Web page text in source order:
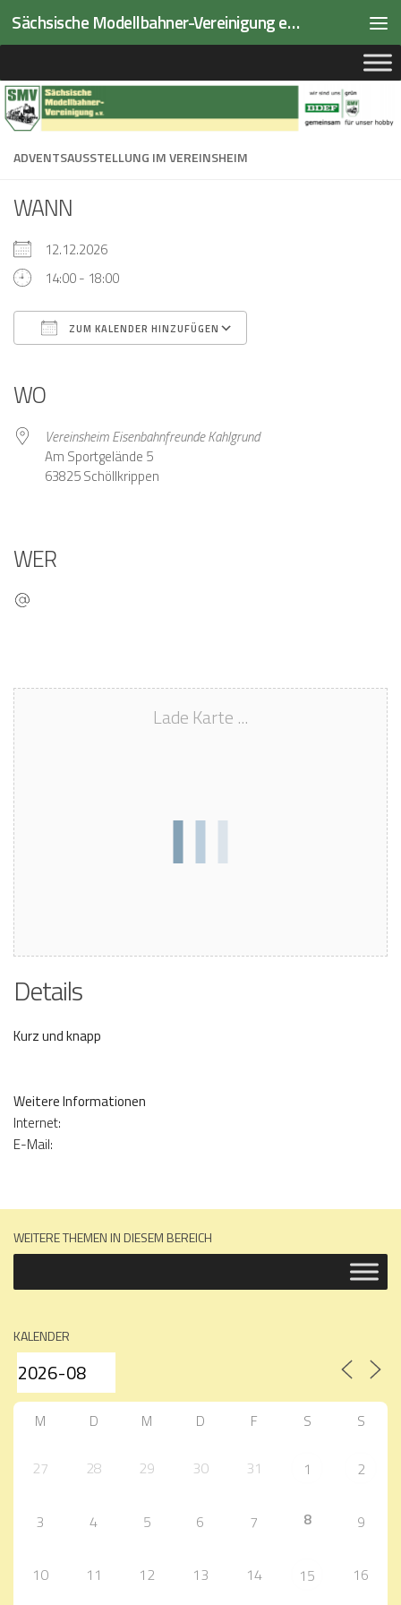
Zum Inhalt springen Sächsische Modellbahner-Vereinigung e.V.
ADVENTSAUSSTELLUNG IM VEREINSHEIM
WANN
12.12.2026
14:00 - 18:00
ZUM KALENDER HINZUFÜGEN
WO
Vereinsheim Eisenbahnfreunde Kahlgrund
Am Sportgelände 5
63825 Schöllkrippen
WER
Lade Karte ...
Details
Kurz und knapp
Weitere Informationen
Internet:
E-Mail:
WEITERE THEMEN IN DIESEM BEREICH
KALENDER
M D M D F S S
27 28 29 30 31 1 2
3 4 5 6 7 8 9
10 11 12 13 14 15 16